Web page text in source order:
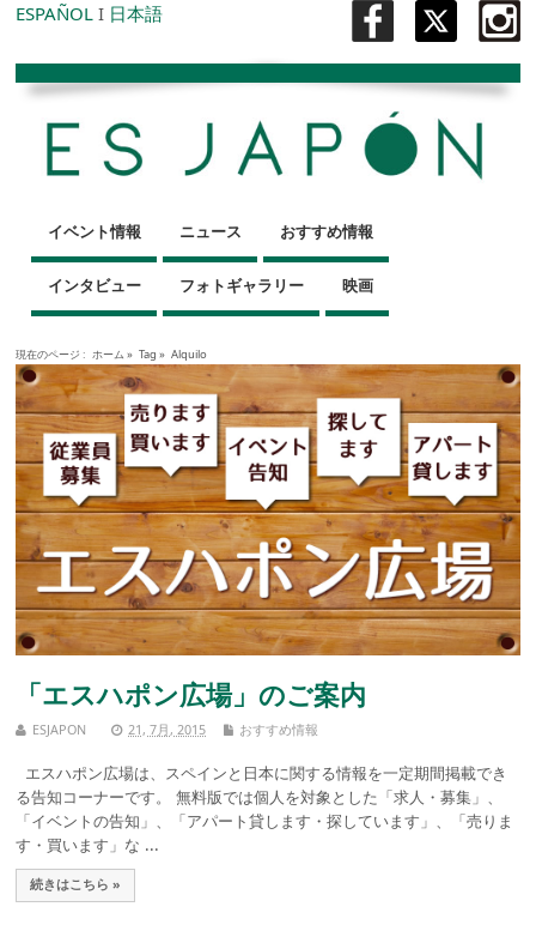
ESPAÑOL I 日本語
イベント情報 ニュース おすすめ情報
インタビュー フォトギャラリー 映画
現在のページ : ホーム » Tag » Alquilo
「エスハポン広場」のご案内
ESJAPON 21, 7月, 2015 おすすめ情報
エスハポン広場は、スペインと日本に関する情報を一定期間掲載でき
る告知コーナーです。 無料版では個人を対象とした「求人・募集」、
「イベントの告知」、「アパート貸します・探しています」、「売りま
す・買います」な ...
続きはこちら »